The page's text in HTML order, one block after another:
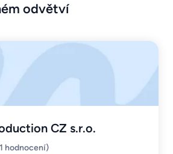
odvětví
CZ s.r.o.
hodnocení)